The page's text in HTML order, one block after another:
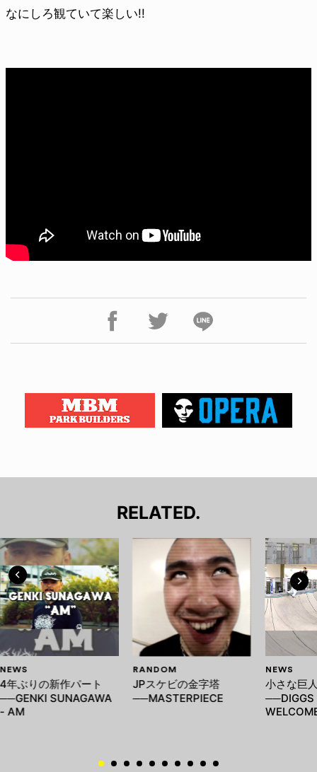
なにしろ観ていて楽しい!!
RELATED.
NEWS
4年ぶりの新作パート
──GENKI SUNAGAWA
- AM
RANDOM
JPスケビの金字塔
──MASTERPIECE
NEWS
小さな巨
──DIGGS